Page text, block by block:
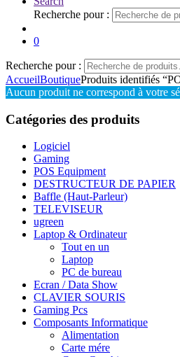
Recherche pour :
0
Recherche pour :
AccueilBoutiqueProduits identifiés
Aucun produit ne correspond à votre
Catégories des produits
Logiciel
Gaming
POS Equipment
DESTRUCTEUR DE PAPIER
Baffle (Haut-Parleur)
TELEVISEUR
ugreen
Laptop & Ordinateur
Tout en un
Laptop
PC de bureau
Ecran / Data Show
CLAVIER SOURIS
Gaming Pcs
Composants Informatique
Alimentation
Carte mére